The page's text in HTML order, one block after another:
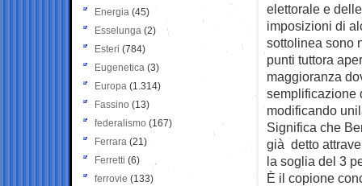
elettorale e
imposizioni di
sottolinea sono
punti tuttora
maggioranza
semplificazione
modificando
Significa che
già detto
la soglia del 3
È il copione
Energia (45)
Esselunga (2)
Esteri (784)
Eugenetica (3)
Europa (1.314)
Fassino (13)
federalismo (167)
Ferrara (21)
Ferretti (6)
ferrovie (133)